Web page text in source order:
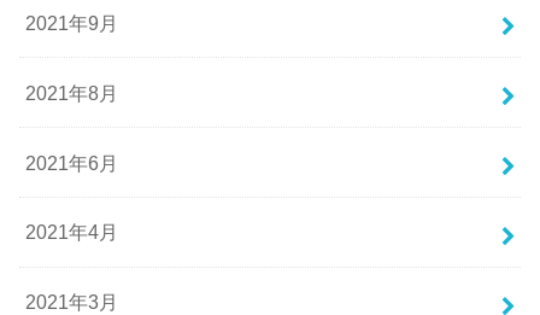
2021年9月
2021年8月
2021年6月
2021年4月
2021年3月